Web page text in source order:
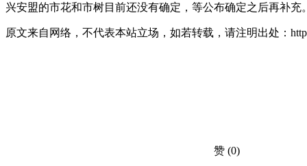
兴安盟的市花和市树目前还没有确定，等公布确定之后再补充
原文来自网络，不代表本站立场，如若转载，请注明出处：
赞 (0)